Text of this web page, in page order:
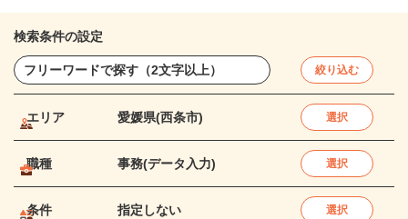
検索条件の設定
絞り込む
エリア 愛媛県(西条市) 選択
職種 事務(データ入力) 選択
条件 指定しない 選択